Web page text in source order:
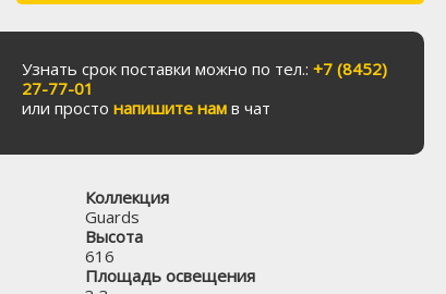
Узнать срок поставки можно по тел.:+7 (8452)
27-77-01
или простонапишите нам в чат
Коллекция
Guards
Высота
616
Площадь освещения